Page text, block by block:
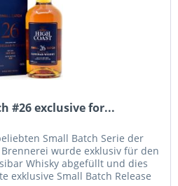
#26 exclusive for...
Small Batch Serie der
wurde exklusiv für den
Whisky abgefüllt und dies
exklusive Small Batch Release